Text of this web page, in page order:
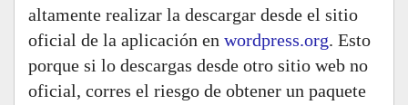
altamente realizar la descargar desde el sitio
oficial de la aplicación en wordpress.org. Esto
porque si lo descargas desde otro sitio web no
oficial, corres el riesgo de obtener un paquete